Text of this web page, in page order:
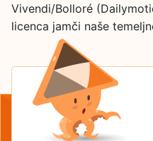
Vivendi/Bolloré
licenca jamči naše